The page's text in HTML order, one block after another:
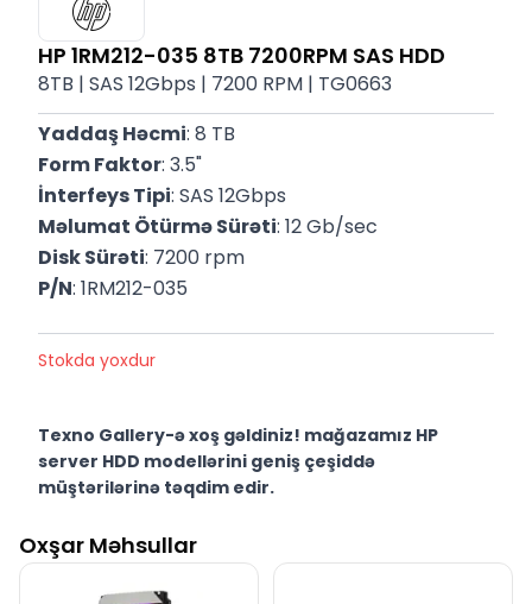
HP 1RM212-035 8TB 7200RPM SAS HDD
8TB | SAS 12Gbps | 7200 RPM | TG0663
Yaddaş Həcmi: 8 TB
Form Faktor: 3.5"
İnterfeys Tipi: SAS 12Gbps
Məlumat Ötürmə Sürəti: 12 Gb/sec
Disk Sürəti: 7200 rpm
P/N: 1RM212-035
Stokda yoxdur
Texno Gallery-ə xoş gəldiniz! mağazamız HP
server HDD modellərini geniş çeşiddə
müştərilərinə təqdim edir.
2011-ci ildən etibarən fəaliyyət göstərən multibrend
kompüter elektronikası mağazasıdır.
Oxşar Məhsullar